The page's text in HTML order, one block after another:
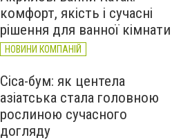
комфорт, якість і сучасні
рішення для ванної кімнати
НОВИНИ КОМПАНІЙ
Cica-бум: як центела
азіатська стала головною
рослиною сучасного
догляду